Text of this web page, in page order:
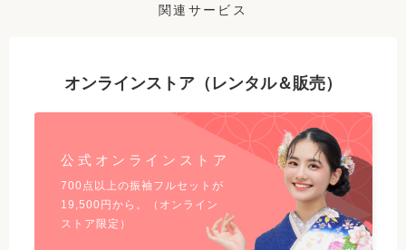
関連サービス
オンラインストア（レンタル＆販売）
公式オンラインストア
700点以上の振袖フルセットが
19,500 円から。（オンライン
ストア限定）